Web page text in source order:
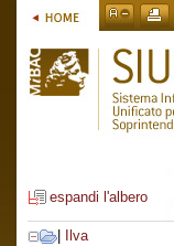
espandi l'albero
Ilva